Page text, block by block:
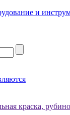
краска,